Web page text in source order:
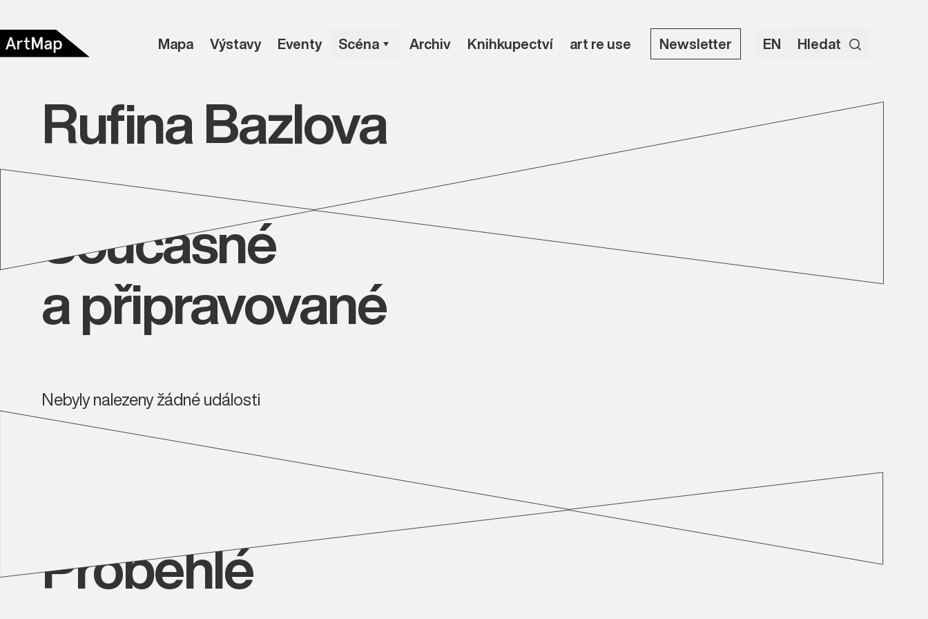
Mapa Výstavy Eventy Scéna Archiv Knihkupectví art re use Newsletter EN Hledat
Rufina Bazlova
Současné
a připravované
Nebyly nalezeny žádné události
Proběhlé